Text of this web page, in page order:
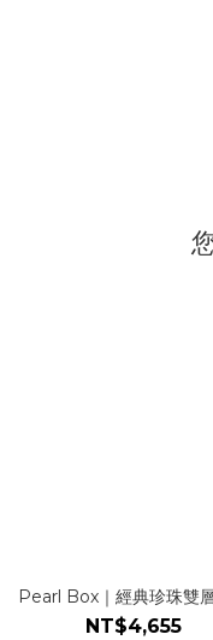
Pearl Box｜經典珍珠雙
NT$4,655